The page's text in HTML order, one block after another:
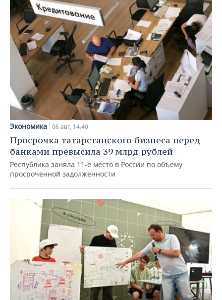
Экономика 06 авг, 14:40
Просрочка татарстанского бизнеса перед
банками превысила 39 млрд рублей
Республика заняла 11-е место в России по объему
просроченной задолженности